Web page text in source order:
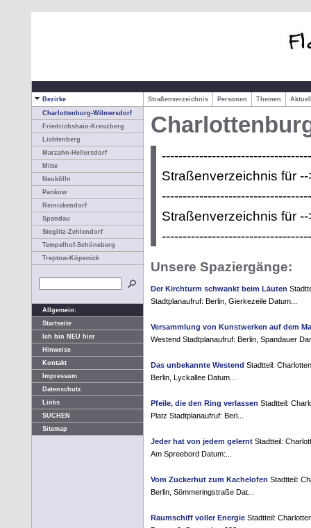
Bezirke Straßenverzeichnis Personen Themen
Charlottenburg-Wilmersdorf
Friedrichshain-Kreuzberg
Lichtenberg
Marzahn-Hellersdorf
Mitte
Neukölln
Pankow
Reinickendorf
Spandau
Steglitz-Zehlendorf
Tempelhof-Schöneberg
Treptow-Köpenick
Allgemein:
Startseite
Ich bin NEU hier
Hinweise
Kontakt
Impressum
Datenschutz
Links
SUCHEN
Sitemap
Straßenverzeichnis für
Straßenverzeichnis für
Unsere Spaziergänge:
Der Kirchturm schwankt beim Läuten
Stadtplanaufruf: Berlin, Gierkezeile Datum...
Versammlung von Kunstwerken auf dem
Westend Stadtplanaufruf: Berlin, Spandauer
Das unbekannte Westend Stadtteil:
Berlin, Lyckallee Datum...
Pfeile, die den Ring verlassen Stadtteil:
Platz Stadtplanaufruf: Berl...
Jeder hat von jedem gelernt Stadtteil:
Am Spreebord Datum:...
Vom Zuckerhut zum Kachelofen Stadtteil:
Berlin, Sömmeringstraße Dat...
Raumschiff voller Energie Stadtteil: